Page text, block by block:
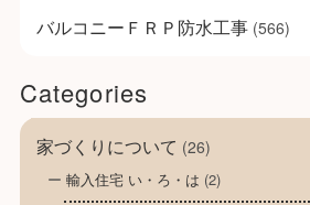
バルコニーＦＲＰ防水工事(566)
Categories
家づくりについて (26)
輸入住宅 い・ろ・は (2)